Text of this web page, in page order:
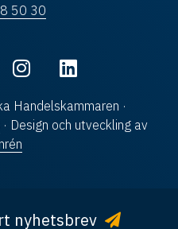
50 30
Handelskammaren ·
· Design och utveckling av
nyhetsbrev